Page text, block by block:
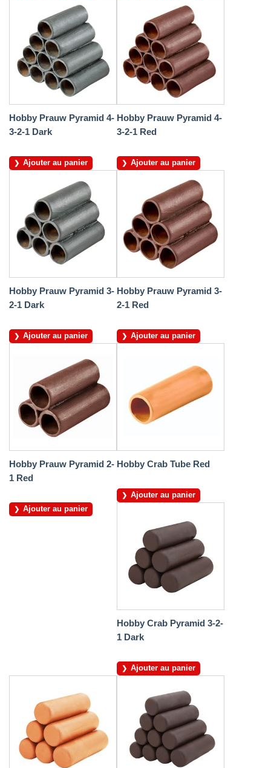
Hobby Prauw Pyramid 4-
3-2-1 Dark
Ajouter au panier
Hobby Prauw Pyramid 4-
3-2-1 Red
Ajouter au panier
Hobby Prauw Pyramid 3-
2-1 Dark
Ajouter au panier
Hobby Prauw Pyramid 3-
2-1 Red
Ajouter au panier
Hobby Prauw Pyramid 2-
1 Red
Ajouter au panier
Hobby Crab Tube Red
Ajouter au panier
Hobby Crab Pyramid 3-2-
1 Dark
Ajouter au panier